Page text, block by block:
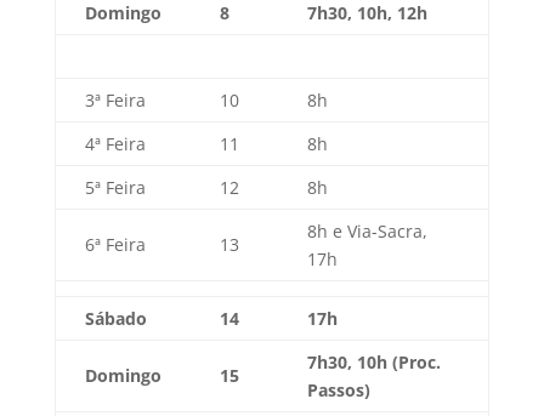
Domingo
8 7h30, 10h, 12h
3ª Feira 10
8h
4ª Feira
11
8h
5ª Feira
12 8h
6ª Feira 13
8h e Via-Sacra,
17h
Sábado 14 17h
Domingo 15
7h30, 10h (Proc.
Passos)